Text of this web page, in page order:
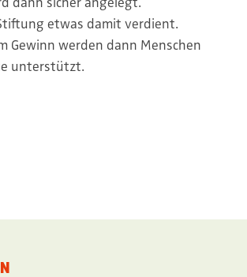
etwas damit verdient.
Gewinn werden dann Menschen
unterstützt.